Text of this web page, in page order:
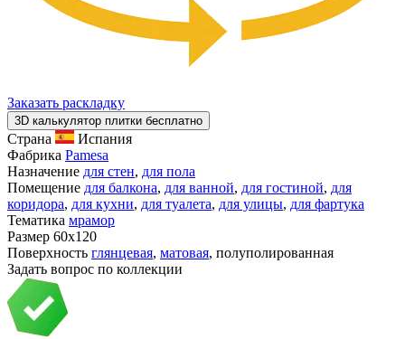
Заказать раскладку
3D калькулятор плитки бесплатно
Страна
Испания
Фабрика Pamesa
Назначение для стен, для пола
Помещение для балкона, для ванной, для гостиной, для
коридора, для кухни, для туалета, для улицы, для фартука
Тематика мрамор
Размер 60x120
Поверхность глянцевая, матовая, полуполированная
Задать вопрос по коллекции